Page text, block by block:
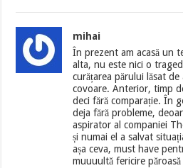
mihai
În prezent am acasă un
alta, nu este nici o
curățarea părului lăsat de
covoare. Anterior, timp
deci fără comparație. În
deja fără probleme,
aspirator al companiei
și numai el a salvat
așa ceva, must have
muuuultă fericire păroasă